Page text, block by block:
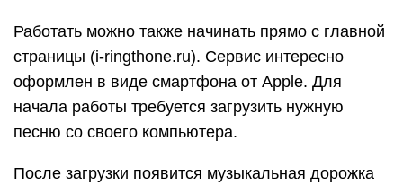
Работать можно также начинать прямо с главной
страницы (i-ringthone.ru). Сервис интересно
оформлен в виде смартфона от Apple. Для
начала работы требуется загрузить нужную
песню со своего компьютера.
После загрузки появится музыкальная дорожка